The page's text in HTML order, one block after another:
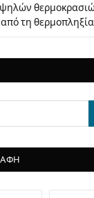
τη θερμοπληξία